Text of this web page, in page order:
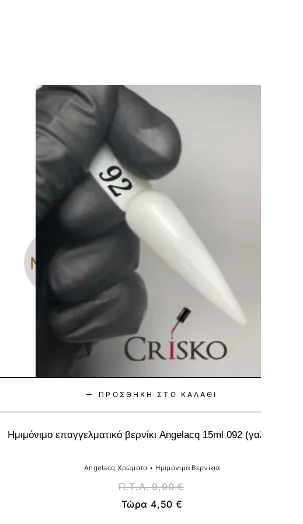
ΠΡΟΣΘΉΚΗ ΣΤΟ ΚΑΛΆΘΙ
Ημιμόνιμο επαγγελματικό βερνίκι Angelacq 15ml 092 (γαλακτερό)
Angelacq Χρώματα • Ημιμόνιμα Βερνίκια
Π.Τ.Λ.9,00€
Τώρα 4,50 €